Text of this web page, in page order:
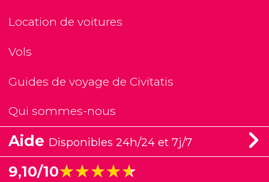
Location de voitures
Vols
Guides de voyage de Civitatis
Qui sommes-nous
Aide Disponibles 24h/24 et 7j/7
9,10/10★★★★★
★★★★★